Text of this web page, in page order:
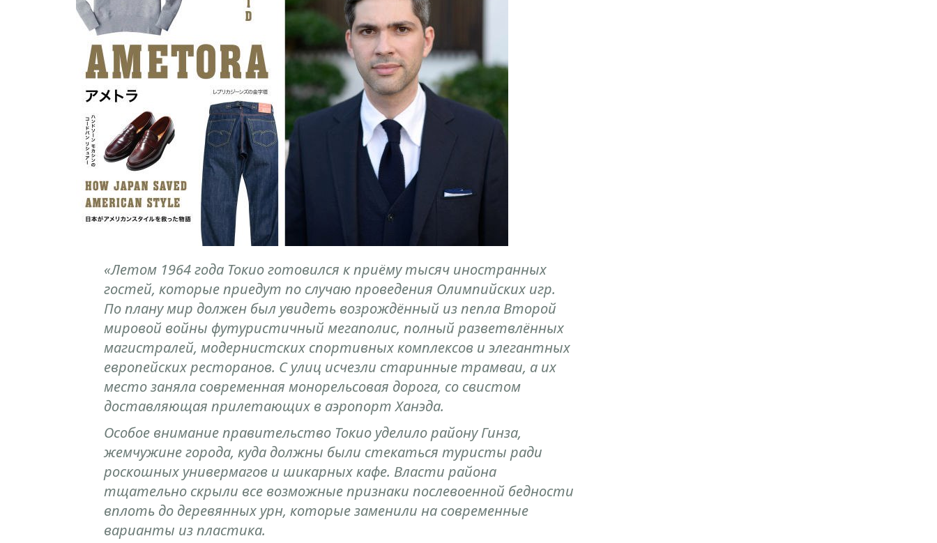
«Летом 1964 года Токио готовился к приёму тысяч иностранных
гостей, которые приедут по случаю проведения Олимпийских игр.
По плану мир должен был увидеть возрождённый из пепла Второй
мировой войны футуристичный мегаполис, полный разветвлённых
магистралей, модернистских спортивных комплексов и элегантных
европейских ресторанов. С улиц исчезли старинные трамваи, а их
место заняла современная монорельсовая дорога, со свистом
доставляющая прилетающих в аэропорт Ханэда.
Особое внимание правительство Токио уделило району Гинза,
жемчужине города, куда должны были стекаться туристы ради
роскошных универмагов и шикарных кафе. Власти района
тщательно скрыли все возможные признаки послевоенной бедности
вплоть до деревянных урн, которые заменили на современные
варианты из пластика.